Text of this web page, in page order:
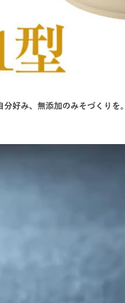
分好み、無添加のみそづくりを。